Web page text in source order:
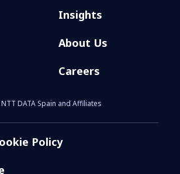
Insights
About Us
Careers
DATA Spain and Affiliates
Policy